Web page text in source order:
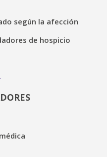
según la afección
de hospicio